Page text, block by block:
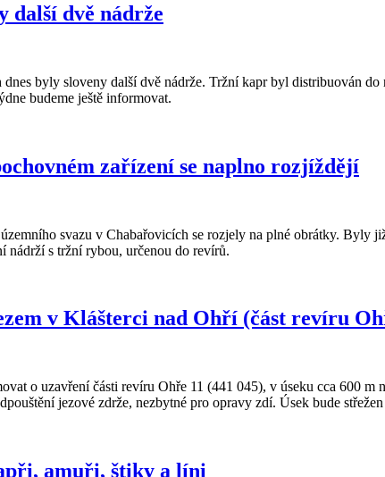
další dvě nádrže
byly sloveny další dvě nádrže. Tržní kapr byl distribuován
budeme ještě informovat.
zařízení se naplno rozjíždějí
svazu v Chabařovicích se rozjely na plné obrátky. Byly
nádrží s tržní rybou, určenou do revírů.
v Klášterci nad Ohří (část revíru
o uzavření části revíru Ohře 11 (441 045), v úseku cca 600
jezové zdrže, nezbytné pro opravy zdí. Úsek bude
amuři, štiky a líni